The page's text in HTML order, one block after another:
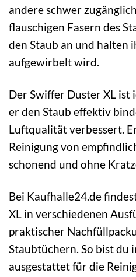
andere schwer
flauschigen Fasern des
den Staub an und halten
aufgewirbelt wird.
Der Swiffer Duster XL ist
er den Staub effektiv
Luftqualität verbessert.
Reinigung von
schonend und ohne
Bei Kaufhalle24.de
XL in verschiedenen
praktischer
Staubtüchern. So bist du
ausgestattet für die